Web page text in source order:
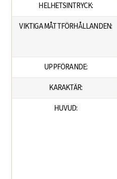
HELHETSINTRYCK:
VIKTIGA MÅTTFÖRHÅLLANDEN:
UPPFÖRANDE:
KARAKTÄR:
HUVUD: